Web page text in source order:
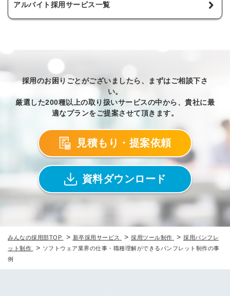
アルバイト採用サービス一覧
採用のお困りごとがございましたら、まずはご相談下さ
い。
厳選した200種以上の取り扱いサービスの中から、貴社に最
適なプランをご提案させて頂きます。
見積もり・提案依頼
資料ダウンロード
みんなの採用部TOP > 新卒採用サービス > 採用ツール制作 > 採用パンフレ
ット制作
> ソフトウェア業界の仕事・職種理解ができるパンフレット制作の事
例